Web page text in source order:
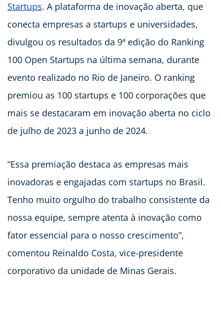
Startups. A plataforma de inovação aberta, que
conecta empresas a startups e universidades,
divulgou os resultados da 9ª edição do Ranking
100 Open Startups na última semana, durante
evento realizado no Rio de Janeiro. O ranking
premiou as 100 startups e 100 corporações que
mais se destacaram em inovação aberta no ciclo
de julho de 2023 a junho de 2024.
“Essa premiação destaca as empresas mais
inovadoras e engajadas com startups no Brasil.
Tenho muito orgulho do trabalho consistente da
nossa equipe, sempre atenta à inovação como
fator essencial para o nosso crescimento”,
comentou Reinaldo Costa, vice-presidente
corporativo da unidade de Minas Gerais.